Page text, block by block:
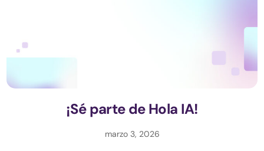
¡Sé parte de Hola IA!
marzo 3, 2026